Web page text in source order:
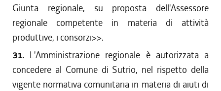
Giunta regionale, su proposta dell'Assessore
regionale competente in materia di attività
produttive, i consorzi>>.
31. L'Amministrazione regionale è autorizzata a
concedere al Comune di Sutrio, nel rispetto della
vigente normativa comunitaria in materia di aiuti di